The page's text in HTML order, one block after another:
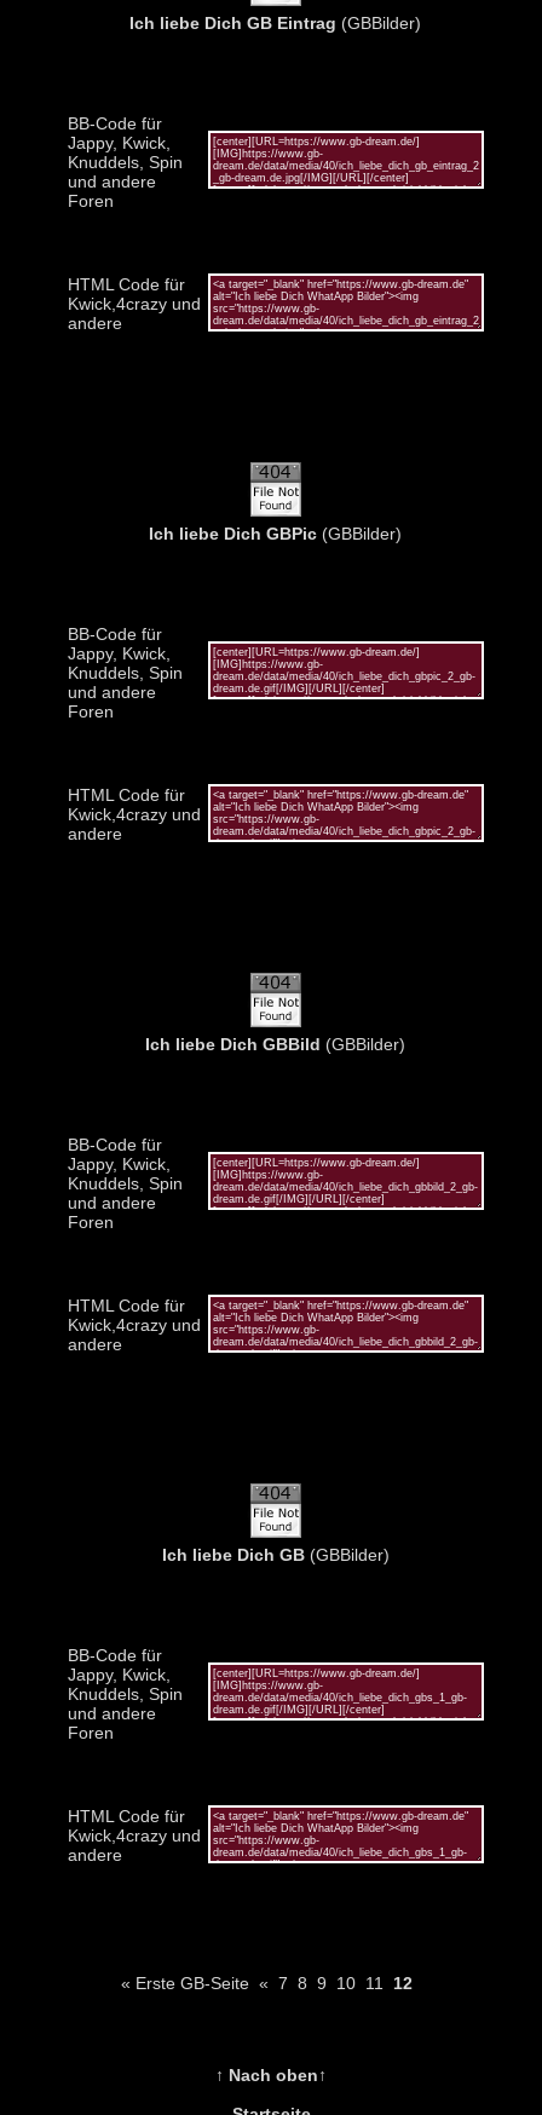
Ich liebe Dich GB Eintrag (GBBilder)
BB-Code für
Jappy, Kwick,
Knuddels, Spin
und andere
Foren
HTML Code für
Kwick,4crazy und
andere
Ich liebe Dich GBPic (GBBilder)
BB-Code für
Jappy, Kwick,
Knuddels, Spin
und andere
Foren
HTML Code für
Kwick,4crazy und
andere
Ich liebe Dich GBBild (GBBilder)
BB-Code für
Jappy, Kwick,
Knuddels, Spin
und andere
Foren
HTML Code für
Kwick,4crazy und
andere
Ich liebe Dich GB(GBBilder)
BB-Code für
Jappy, Kwick,
Knuddels, Spin
und andere
Foren
HTML Code für
Kwick,4crazy und
andere
« Erste GB-Seite « 7 8 9 10 11 12
↑ Nach oben↑